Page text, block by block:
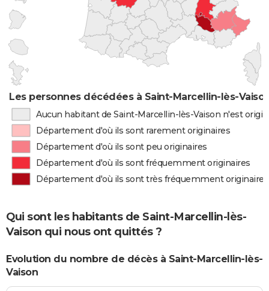
Les personnes décédées à Saint-Marcellin-lès-
Aucun habitant de Saint-Marcellin-lès-Vaison n'est
Département d'où ils sont rarement originaires
Département d'où ils sont peu originaires
Département d'où ils sont fréquemment originaires
Département d'où ils sont très fréquemment originaires
Qui sont les habitants de Saint-Marcellin-lès-
Vaison qui nous ont quittés ?
Evolution du nombre de décès à Saint-Marcellin-lès-
Vaison